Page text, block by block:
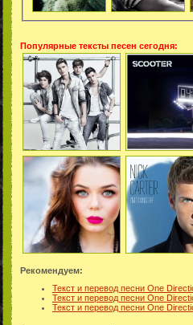
Популярные тексты песен сегодня:
Рекомендуем:
Текст и перевод песни One
Текст и перевод песни One
Текст и перевод песни One